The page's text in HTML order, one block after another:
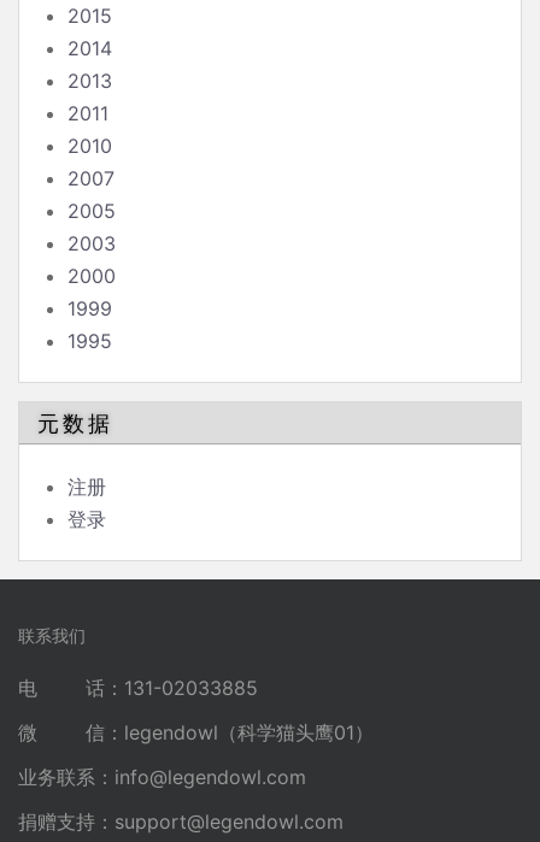
2015
2014
2013
2011
2010
2007
2005
2003
2000
1999
1995
元数据
注册
登录
联系我们
电 话：131-02033885
微 信：legendowl（科学猫头鹰01）
业务联系： info@legendowl.com
捐赠支持： support@legendowl.com